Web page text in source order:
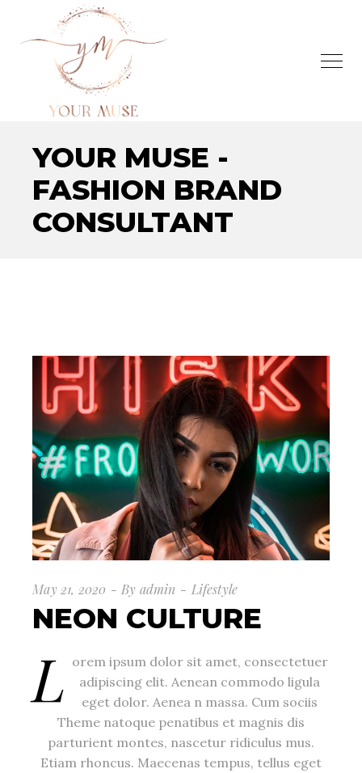
YOUR MUSE -
FASHION BRAND
CONSULTANT
May 21, 2020 By admin Lifestyle
NEON CULTURE
L orem ipsum dolor sit amet, consectetuer
adipiscing elit. Aenean commodo ligula
eget dolor. Aenea n massa. Cum sociis
Theme natoque penatibus et magnis dis
parturient montes, nascetur ridiculus mus.
Etiam rhoncus. Maecenas tempus, tellus eget